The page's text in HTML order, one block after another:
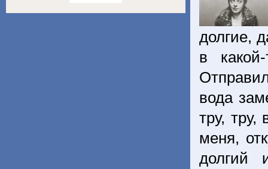
долгие,
в
вода
тру,
меня,
долгий